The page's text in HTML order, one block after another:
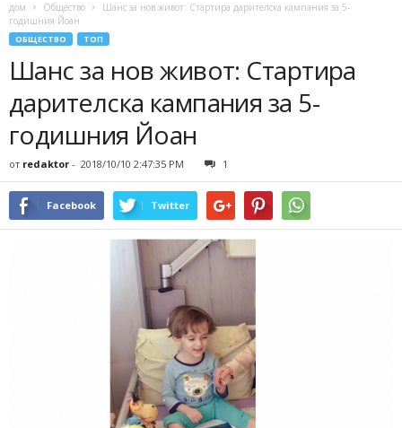
дом Общество
Шанс за нов живот: Стартира дарителска кампания за 5-
годишния Йоан
ОБЩЕСТВО ТОП
Шанс за нов живот: Стартира
дарителска кампания за 5-
годишния Йоан
от redaktor - 2018/10/10 2:47:35 PM 1
Facebook Twitter